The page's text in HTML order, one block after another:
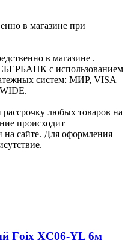
в магазине при
в магазине .
с использованием
систем: МИР, VISA
любых товаров на
происходит
на сайте. Для оформления
Foix XC06-YL 6м